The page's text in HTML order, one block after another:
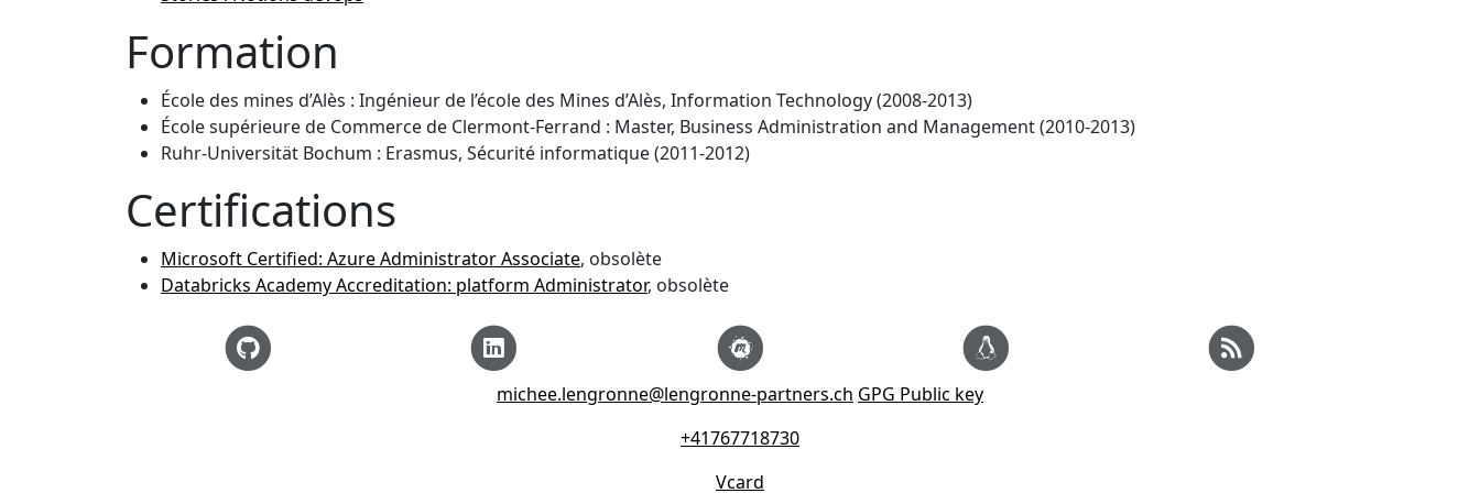
Formation
École des mines d’Alès : Ingénieur de l’école des Mines d’Alès, Information Technology (2008-2013)
École supérieure de Commerce de Clermont-Ferrand : Master, Business Administration and Management (2010-2013)
Ruhr-Universität Bochum : Erasmus, Sécurité informatique (2011-2012)
Certifications
Microsoft Certified: Azure Administrator Associate, obsolète
Databricks Academy Accreditation: platform Administrator, obsolète
michee.lengronne@lengronne-partners.ch GPG Public key
+41767718730
Vcard